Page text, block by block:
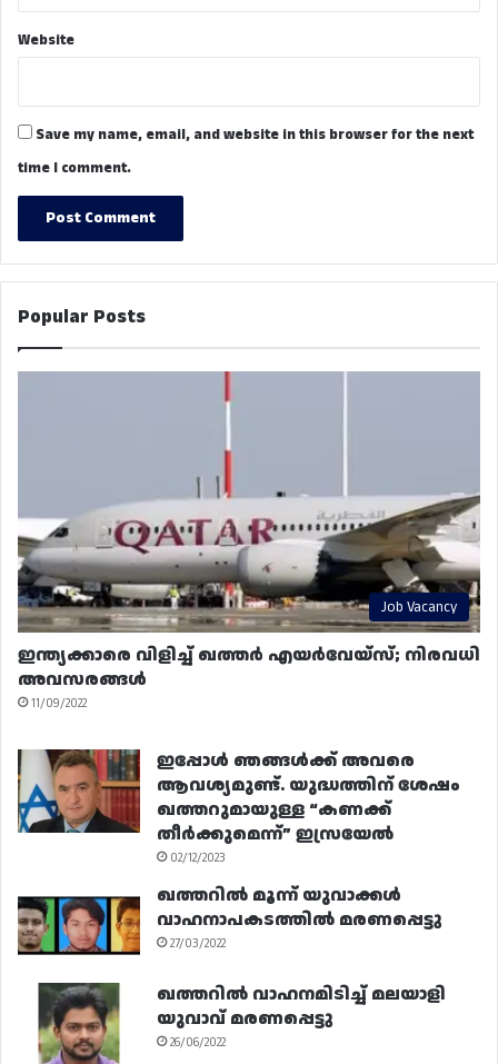
Website
Save my name, email, and website in this browser for the next
time I comment.
Popular Posts
Job Vacancy
ഇന്ത്യക്കാരെ വിളിച്ച് ഖത്തർ എയർവേയ്‌സ്; നിരവധി
അവസരങ്ങൾ
11/09/2022
ഇപ്പോൾ ഞങ്ങൾക്ക് അവരെ
ആവശ്യമുണ്ട്. യുദ്ധത്തിന് ശേഷം
ഖത്തറുമായുള്ള “കണക്ക്
തീർക്കുമെന്ന്” ഇസ്രയേൽ
02/12/2023
ഖത്തറിൽ മൂന്ന് യുവാക്കൾ
വാഹനാപകടത്തിൽ മരണപ്പെട്ടു
27/03/2022
ഖത്തറിൽ വാഹനമിടിച്ച് മലയാളി
യുവാവ് മരണപ്പെട്ടു
26/06/2022